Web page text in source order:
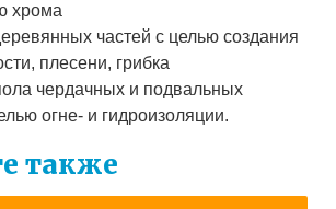
хрома
частей с целью создания
плесени, грибка
чердачных и подвальных
огне- и гидроизоляции.
также